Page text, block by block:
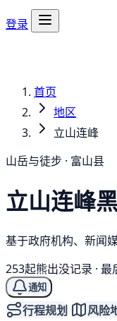
登录
首页
地区
立山连峰
山岳与徒步 · 富山县
立山连峰
基于政府机构、新闻
253起熊出没记录 · 最
通知
行程规划 风险